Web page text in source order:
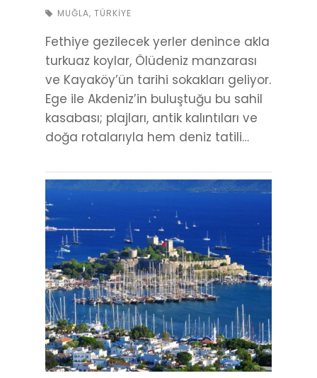
MUĞLA, TÜRKIYE
Fethiye gezilecek yerler denince akla
turkuaz koylar, Ölüdeniz manzarası
ve Kayaköy’ün tarihi sokakları geliyor.
Ege ile Akdeniz’in buluştuğu bu sahil
kasabası; plajları, antik kalıntıları ve
doğa rotalarıyla hem deniz tatili…